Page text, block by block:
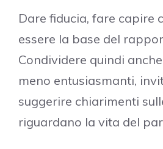
Dare fiducia, fare capire
essere la base del
Condividere quindi
meno entusiasmanti,
suggerire chiarimenti
riguardano la vita del